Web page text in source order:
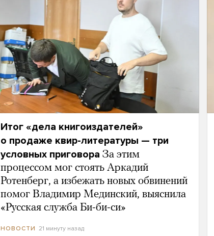
Итог «дела книгоиздателей»
о продаже квир-литературы — три
условных приговора За этим
процессом мог стоять Аркадий
Ротенберг, а избежать новых обвинений
помог Владимир Мединский, выяснила
«Русская служба Би-би-си»
НОВОСТИ 21 минуту назад